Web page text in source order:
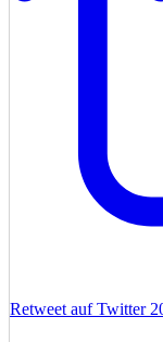
Retweet auf Twitter